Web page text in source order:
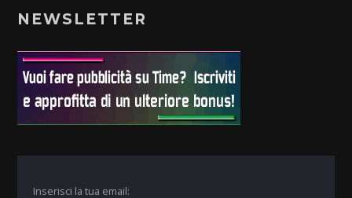
NEWSLETTER
Inserisci la tua email: